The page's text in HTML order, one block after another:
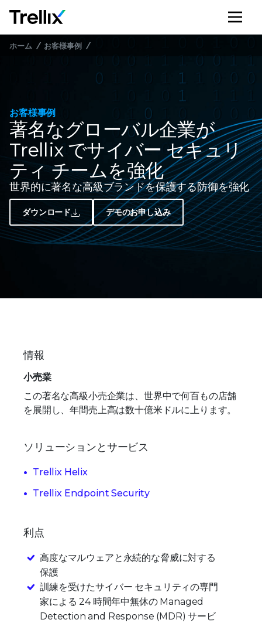
ホーム お客様事例
お客様事例
著名なグローバル企業が
Trellix でサイバー セキュリ
ティ チームを強化
世界的に著名な高級ブランドを保護する防御を強化
ダウンロード デモのお申し込み
情報
小売業
この著名な高級小売企業は、世界中で何百もの店舗
を展開し、年間売上高は数十億米ドルに上ります。
ソリューションとサービス
Trellix Helix
Trellix Endpoint Security
利点
高度なマルウェアと永続的な脅威に対する
保護
訓練を受けたサイバー セキュリティの専門
家による 24 時間年中無休の Managed
Detection and Response (MDR) サービ